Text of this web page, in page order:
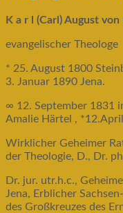
K a r l (Carl) August von
evangelischer Theologe
* 25. August 1800
3. Januar 1890 Jena.
∞ 12. September 1831
Amalie Härtel ,
Wirklicher Geheimer
der Theologie, D., Dr.
Dr. jur. utr.h.c.,
Jena, Erblicher
des Großkreuzes des